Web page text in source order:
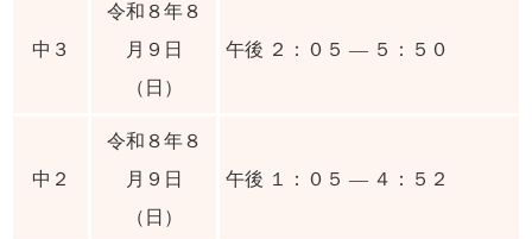
中３
令和８年８
月９日
（日）
午後 ２：０５ ― ５：５０
中２
令和８年８
月９日
（日）
午後 １：０５ ― ４：５２